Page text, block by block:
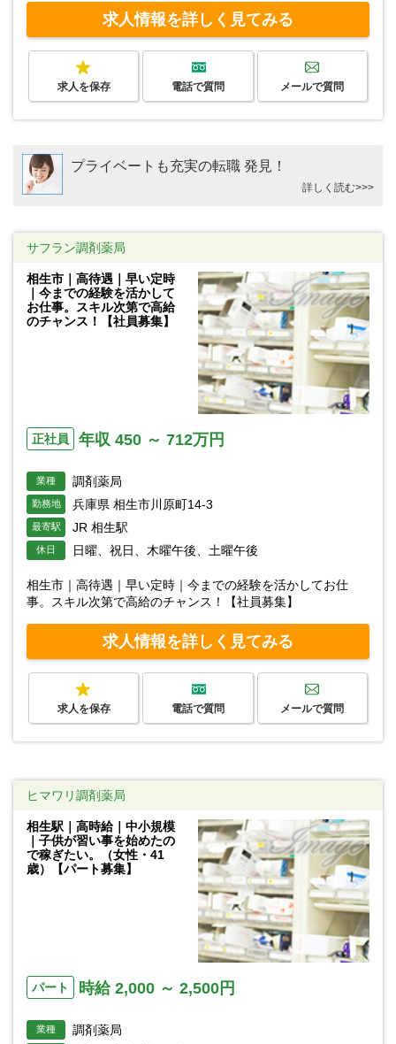
求人情報を詳しく見てみる
求人を保存 電話で質問 メールで質問
プライベートも充実の転職 発見！
詳しく読む>>>
サフラン調剤薬局
相生市｜高待遇｜早い定時
｜今までの経験を活かして
お仕事。スキル次第で高給
のチャンス！【社員募集】
正社員 年収 450 ～ 712万円
業種 調剤薬局
勤務地 兵庫県 相生市川原町14-3
最寄駅 JR 相生駅
休日 日曜、祝日、木曜午後、土曜午後
相生市｜高待遇｜早い定時｜今までの経験を活かしてお仕
事。スキル次第で高給のチャンス！【社員募集】
求人情報を詳しく見てみる
求人を保存 電話で質問 メールで質問
ヒマワリ調剤薬局
相生駅｜高時給｜中小規模
｜子供が習い事を始めたの
で稼ぎたい。（女性・41
歳）【パート募集】
パート 時給 2,000 ～ 2,500円
業種 調剤薬局